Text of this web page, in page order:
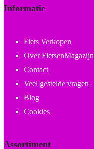
Informatie
Fiets Verkopen
Over FietsenMagazijn
Contact
Veel gestelde vragen
Blog
Cookies
Assortiment